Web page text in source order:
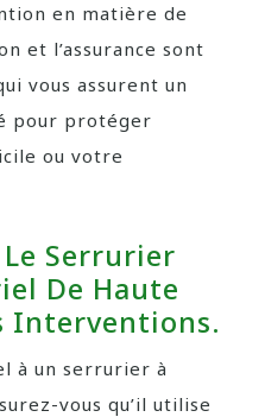
en matière de
et l’assurance sont
vous assurent un
pour protéger
ou votre
Le Serrurier
De Haute
Interventions.
à un serrurier à
vous qu’il utilise